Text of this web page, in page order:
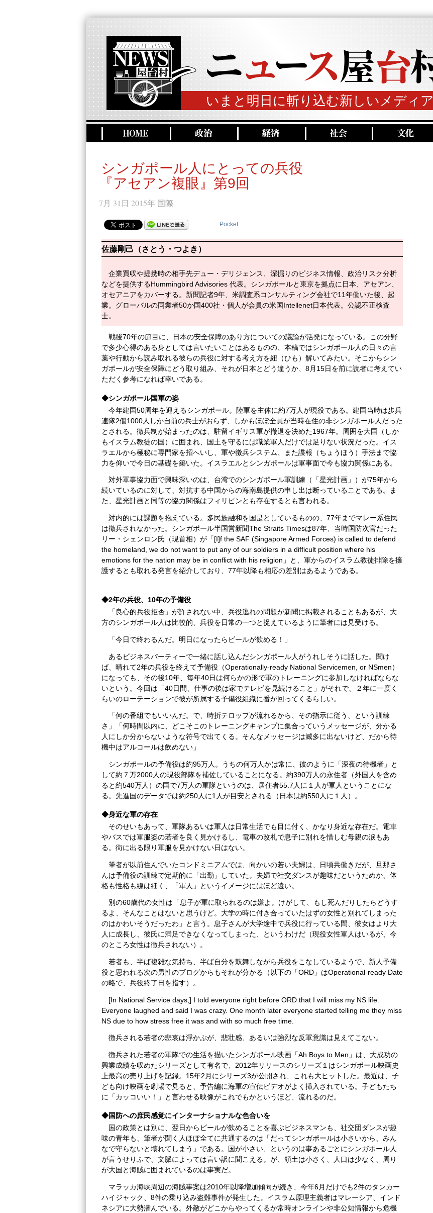
いまと明日に斬り込む新しいメディア
シンガポール人にとっての兵役
『アセアン複眼』第9回
7月 31日 2015年 国際
Pocket
佐藤剛己（さとう・つよき）
企業買収や提携時の相手先デュー・デリジェンス、深掘りのビジネス情報、政治リスク分析
などを提供するHummingbird Advisories 代表。シンガポールと東京を拠点に日本、アセアン、
オセアニアをカバーする。新聞記者9年、米調査系コンサルティング会社で11年働いた後、起
業。グローバルの同業者50か国400社・個人が会員の米国Intellenet日本代表。公認不正検査
士。
戦後70年の節目に、日本の安全保障のあり方についての議論が活発になっている。この分野
で多少心得のある身としては言いたいことはあるものの、本稿ではシンガポール人の日々の言
葉や行動から読み取れる彼らの兵役に対する考え方を紐（ひも）解いてみたい。そこからシン
ガポールが安全保障にどう取り組み、それが日本とどう違うか、8月15日を前に読者に考えてい
ただく参考になれば幸いである。
◆シンガポール国軍の姿
今年建国50周年を迎えるシンガポール。陸軍を主体に約7万人が現役である。建国当時は歩兵
連隊2個1000人しか自前の兵士がおらず、しかもほぼ全員が当時在住の非シンガポール人だった
とされる。徴兵制が始まったのは、駐留イギリス軍が撤退を決めた1967年。周囲を大国（しか
もイスラム教徒の国）に囲まれ、国土を守るには職業軍人だけでは足りない状況だった。イス
ラエルから極秘に専門家を招へいし、軍や徴兵システム、また諜報（ちょうほう）手法まで協
力を仰いで今日の基礎を築いた。イスラエルとシンガポールは軍事面で今も協力関係にある。
対外軍事協力面で興味深いのは、台湾でのシンガポール軍訓練（「星光計画」）が75年から
続いているのに対して、対抗する中国からの海南島提供の申し出は断っていることである。ま
た、星光計画と同等の協力関係はフィリピンとも存在するとも言われる。
対内的には課題を抱えている。多民族融和を国是としているものの、77年までマレー系住民
は徴兵されなかった。シンガポール半国営新聞The Straits Timesは87年、当時国防次官だった
リー・シェンロン氏（現首相）が「[I]f the SAF (Singapore Armed Forces) is called to defend
the homeland, we do not want to put any of our soldiers in a difficult position where his
emotions for the nation may be in conflict with his religion」と、軍からのイスラム教徒排除を擁
護するとも取れる発言を紹介しており、77年以降も相応の差別はあるようである。
◆2年の兵役、10年の予備役
「良心的兵役拒否」が許されない中、兵役逃れの問題が新聞に掲載されることもあるが、大
方のシンガポール人は比較的、兵役を日常の一つと捉えているように筆者には見受ける。
「今日で終わるんだ。明日になったらビールが飲める！」
あるビジネスパーティーで一緒に話し込んだシンガポール人がうれしそうに話した。聞け
ば、晴れて2年の兵役を終えて予備役（Operationally-ready National Servicemen, or NSmen）
になっても、その後10年、毎年40日は何らかの形で軍のトレーニングに参加しなければならな
いという。今回は「40日間、仕事の後は家でテレビを見続けること」がそれで、２年に一度く
らいのローテーションで彼が所属する予備役組織に番が回ってくるらしい。
「何の番組でもいいんだ。で、時折テロップが流れるから、その指示に従う、という訓練
さ」「何時間以内に、どこそこのトレーニングキャンプに集合っていうメッセージが、分かる
人にしか分からないような符号で出てくる。そんなメッセージは滅多に出ないけど、だから待
機中はアルコールは飲めない」
シンガポールの予備役は約95万人。うちの何万人かは常に、彼のように「深夜の待機者」と
して約７万2000人の現役部隊を補佐していることになる。約390万人の永住者（外国人を含め
ると約540万人）の国で7万人の軍隊というのは、居住者55.7人に１人が軍人ということにな
る。先進国のデータでは約250人に1人が目安とされる（日本は約550人に１人）。
◆身近な軍の存在
そのせいもあって、軍隊あるいは軍人は日常生活でも目に付く、かなり身近な存在だ。電車
やバスでは軍服姿の若者を良く見かけるし、電車の改札で息子に別れを惜しむ母親の涙もあ
る。街に出る限り軍服を見かけない日はない。
筆者が以前住んでいたコンドミニアムでは、向かいの若い夫婦は、日頃共働きだが、旦那さ
んは予備役の訓練で定期的に「出勤」していた。夫婦で社交ダンスが趣味だというためか、体
格も性格も線は細く、「軍人」というイメージにはほど遠い。
別の60歳代の女性は「息子が軍に取られるのは嫌よ。けがして、もし死んだりしたらどうす
るよ、そんなことはないと思うけど。大学の時に付き合っていたはずの女性と別れてしまった
のはかわいそうだったわ」と言う。息子さんが大学途中で兵役に行っている間、彼女はより大
人に成長し、彼氏に満足できなくなってしまった、というわけだ（現役女性軍人はいるが、今
のところ女性は徴兵されない）。
若者も、半ば複雑な気持ち、半ば自分を鼓舞しながら兵役をこなしているようで、新人予備
役と思われる次の男性のブログからもそれが分かる（以下の「ORD」はOperational-ready Date
の略で、兵役終了日を指す）。
[In National Service days,] I told everyone right before ORD that I will miss my NS life.
Everyone laughed and said I was crazy. One month later everyone started telling me they miss
NS due to how stress free it was and with so much free time.
徴兵される若者の悲哀は浮かぶが、悲壮感、あるいは強烈な反軍意識は見えてこない。
徴兵された若者の軍隊での生活を描いたシンガポール映画「Ah Boys to Men」は、大成功の
興業成績を収めたシリーズとして有名で、2012年リリースのシリーズ１はシンガポール映画史
上最高の売り上げを記録。15年2月にシリーズ3が公開され、これも大ヒットした。最近は、子
ども向け映画を劇場で見ると、予告編に海軍の宣伝ビデオがよく挿入されている。子どもたち
に「カッコいい！」と言わせる映像がこれでもかというほど、流れるのだ。
◆国防への庶民感覚にインターナショナルな色合いを
国の政策とは別に、翌日からビールが飲めることを喜ぶビジネスマンも、社交団ダンスが趣
味の青年も、筆者が聞く人ほぼ全てに共通するのは「だってシンガポールは小さいから、みん
なで守らないと壊れてしまう」である。国が小さい、というのは事あるごとにシンガポール人
が言うせりふで、文脈によっては言い訳に聞こえる。が、領土は小さく、人口は少なく、周り
が大国と海賊に囲まれているのは事実だ。
マラッカ海峡周辺の海賊事案は2010年以降増加傾向が続き、今年6月だけでも2件のタンカー
ハイジャック、8件の乗り込み盗難事件が発生した。イスラム原理主義者はマレーシア、インド
ネシアに大勢潜んでいる。外敵がどこからやってくるか常時オンラインや非公知情報から危機